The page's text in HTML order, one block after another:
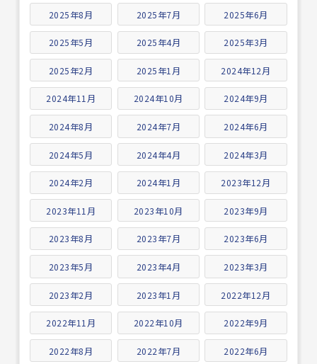
2025年8月 2025年7月 2025年6月
2025年5月 2025年4月 2025年3月
2025年2月 2025年1月 2024年12月
2024年11月 2024年10月 2024年9月
2024年8月 2024年7月 2024年6月
2024年5月 2024年4月 2024年3月
2024年2月 2024年1月 2023年12月
2023年11月 2023年10月 2023年9月
2023年8月 2023年7月 2023年6月
2023年5月 2023年4月 2023年3月
2023年2月 2023年1月 2022年12月
2022年11月 2022年10月 2022年9月
2022年8月 2022年7月 2022年6月